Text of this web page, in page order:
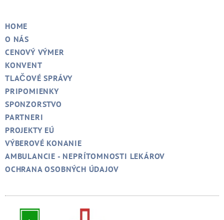
HOME
O NÁS
CENOVÝ VÝMER
KONVENT
TLAČOVÉ SPRÁVY
PRIPOMIENKY
SPONZORSTVO
PARTNERI
PROJEKTY EÚ
VÝBEROVÉ KONANIE
AMBULANCIE - NEPRÍTOMNOSTI LEKÁROV
OCHRANA OSOBNÝCH ÚDAJOV